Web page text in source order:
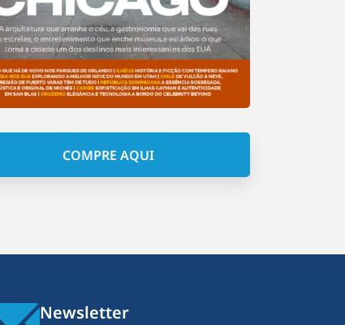
COMPRE AQUI
Newsletter